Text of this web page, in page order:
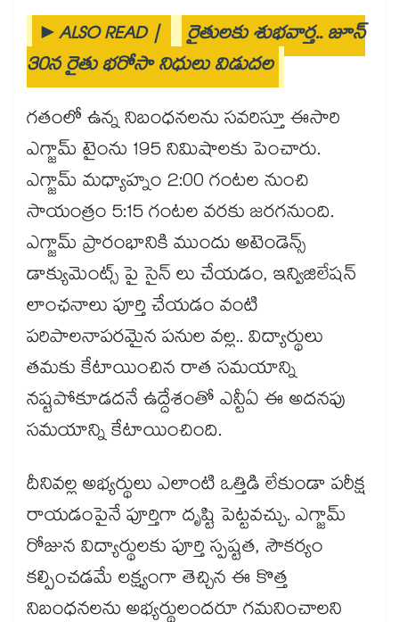
►ALSO READ |
రైతులకు శుభవార్త.. జూన్
30న రైతు భరోసా నిధులు విడుదల
గతంలో ఉన్న నిబంధనలను సవరిస్తూ ఈసారి
ఎగ్జామ్ టైంను 195 నిమిషాలకు పెంచారు.
ఎగ్జామ్ మధ్యాహ్నం 2:00 గంటల నుంచి
సాయంత్రం 5:15 గంటల వరకు జరగనుంది.
ఎగ్జామ్ ప్రారంభానికి ముందు అటెండెన్స్
డాక్యుమెంట్స్ పై సైన్ లు చేయడం, ఇన్విజిలేషన్
లాంఛనాలు పూర్తి చేయడం వంటి
పరిపాలనాపరమైన పనుల వల్ల.. విద్యార్థులు
తమకు కేటాయించిన రాత సమయాన్ని
నష్టపోకూడదనే ఉద్దేశంతో ఎన్టీఏ ఈ అదనపు
సమయాన్ని కేటాయించింది.
దీనివల్ల అభ్యర్థులు ఎలాంటి ఒత్తిడి లేకుండా పరీక్ష
రాయడంపైనే పూర్తిగా దృష్టి పెట్టవచ్చు. ఎగ్జామ్
రోజున విద్యార్థులకు పూర్తి స్పష్టత, సౌకర్యం
కల్పించడమే లక్ష్యంగా తెచ్చిన ఈ కొత్త
నిబంధనలను అభ్యర్థులందరూ గమనించాలని